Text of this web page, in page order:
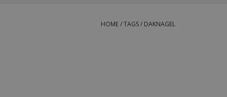
HOME/TAGS/ DAKNAGEL